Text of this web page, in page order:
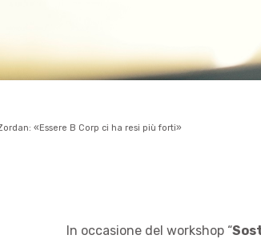
«Essere B Corp ci ha resi più forti»
In occasione del workshop “